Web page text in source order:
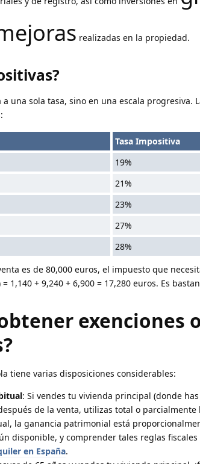
realizadas en la propiedad.
una sola tasa, sino en una escala progresiva.
Tasa Impositiva
19%
21%
23%
27%
28%
es de 80,000 euros, el impuesto que
1,140 + 9,240 + 6,900 = 17,280 euros. Es
exenciones o
tiene varias disposiciones considerables:
: Si vendes tu vivienda principal (donde
de la venta, utilizas total o parcialmente
la ganancia patrimonial está
disponible, y comprender tales reglas
en España.